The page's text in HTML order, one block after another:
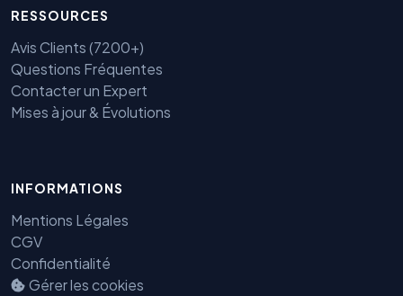
RESSOURCES
Avis Clients (7200+)
Questions Fréquentes
Contacter un Expert
Mises à jour & Évolutions
INFORMATIONS
Mentions Légales
CGV
Confidentialité
Gérer les cookies